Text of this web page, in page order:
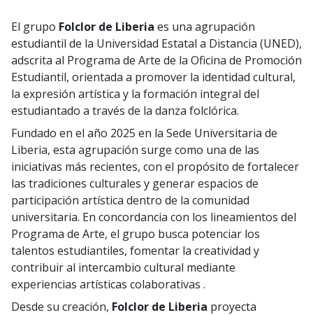
El grupo Folclor de Liberia es una agrupación
estudiantil de la Universidad Estatal a Distancia (UNED),
adscrita al Programa de Arte de la Oficina de Promoción
Estudiantil, orientada a promover la identidad cultural,
la expresión artística y la formación integral del
estudiantado a través de la danza folclórica.
Fundado en el año 2025 en la Sede Universitaria de
Liberia, esta agrupación surge como una de las
iniciativas más recientes, con el propósito de fortalecer
las tradiciones culturales y generar espacios de
participación artística dentro de la comunidad
universitaria. En concordancia con los lineamientos del
Programa de Arte, el grupo busca potenciar los
talentos estudiantiles, fomentar la creatividad y
contribuir al intercambio cultural mediante
experiencias artísticas colaborativas .
Desde su creación, Folclor de Liberia proyecta